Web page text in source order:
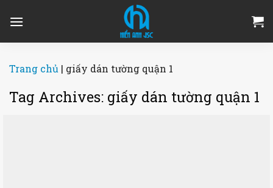
Trang chủ | giấy dán tường quận 1
Tag Archives: giấy dán tường quận 1